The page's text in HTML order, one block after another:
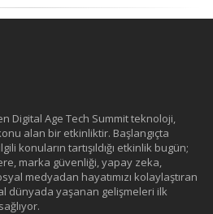
Digital Age Tech Summit teknoloji,
alan bir etkinliktir. Başlangıçta
konuların tartışıldığı etkinlik bugün;
marka güvenliği, yapay zeka,
medyadan hayatımızı kolaylaştıran
dünyada yaşanan gelişmeleri ilk